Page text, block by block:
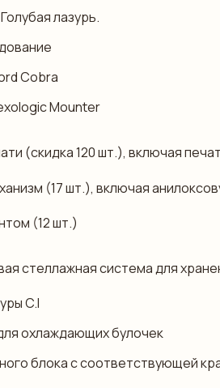
лазурь.
Cobra
Mounter
(скидка 120 шт.), включая
(17 шт.), включая
(12 шт.)
стеллажная система для
C.I
охлаждающих булочек
блока с соответствующей